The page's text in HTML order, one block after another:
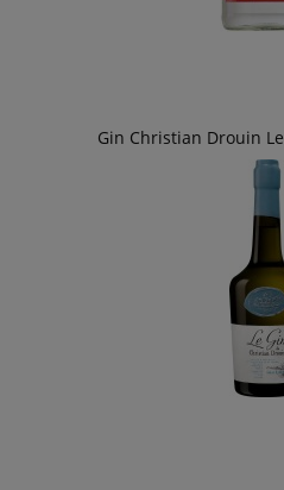
Gin Christian Drouin